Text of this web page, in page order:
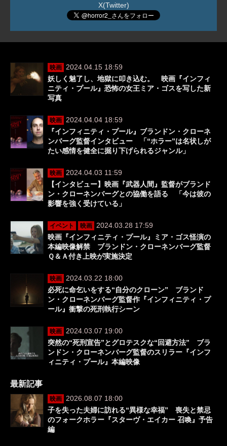
X(Twitter)
映画
2024.04.15 18:59
妖しく魅了し、地獄に叩き込む。 映画『インフィ
ニティ・プール』恐怖の女王ミア・ゴスを写した新
写真
映画
2024.04.04 18:59
『インフィニティ・プール』ブランドン・クローネ
ンバーグ監督インタビュー 「“ホラー”は名状しが
たい感情を健全に掘り下げられるジャンル」
映画
2024.04.03 11:59
【インタビュー】映画『武器人間』監督がブランド
ン・クローネンバーグとの協働を語る 「今は彼の
影響を強く受けている」
イベント 映画
2024.03.28 17:59
映画『インフィニティ・プール』ミア・ゴス怪演の
本編映像解禁 ブランドン・クローネンバーグ監督
Ｑ＆Ａ付き上映が実施決定
映画
2024.03.22 18:00
必死に命乞いをする“自分のクローン” ブランド
ン・クローネンバーグ監督作『インフィニティ・プ
ール』衝撃の死刑執行シーン
映画
2024.03.07 19:00
突然の“死刑宣告”とグロテスクな“回避方法” ブラ
ンドン・クローネンバーグ監督のスリラー『インフ
ィニティ・プール』本編映像
最新記事
映画
2026.08.07 18:00
子を失った夫婦に訪れる“異様な幸福” 喪失と禁忌
のフォークホラー『スターヴ・エイカー 召喚』予告
編